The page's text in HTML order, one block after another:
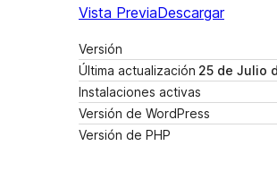
Vista PreviaDescargar
Versión
Última actualización 25 de Julio
Instalaciones activas
Versión de WordPress
Versión de PHP